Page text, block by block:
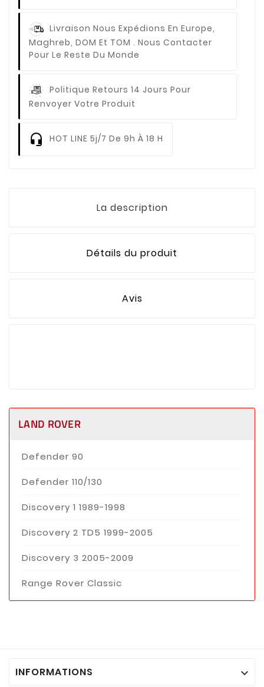
Livraison Nous Expédions En Europe,
Maghreb, DOM Et TOM . Nous Contacter
Pour Le Reste Du Monde
Politique Retours 14 Jours Pour
Renvoyer Votre Produit
HOT LINE 5j/7 De 9h À 18 H
La description
Détails du produit
Avis
LAND ROVER
Defender 90
Defender 110/130
Discovery 1 1989-1998
Discovery 2 TD5 1999-2005
Discovery 3 2005-2009
Range Rover Classic
INFORMATIONS 